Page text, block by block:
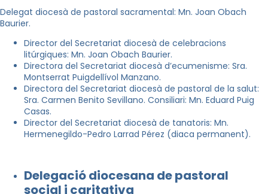
Delegat diocesà de pastoral sacramental: Mn. Joan Obach
Baurier.
Director del Secretariat diocesà de celebracions
litúrgiques: Mn. Joan Obach Baurier.
Directora del Secretariat diocesà d’ecumenisme: Sra.
Montserrat Puigdellívol Manzano.
Directora del Secretariat diocesà de pastoral de la salut:
Sra. Carmen Benito Sevillano. Consiliari: Mn. Eduard Puig
Casas.
Director del Secretariat diocesà de tanatoris: Mn.
Hermenegildo-Pedro Larrad Pérez (diaca permanent).
Delegació diocesana de pastoral
social i caritativa